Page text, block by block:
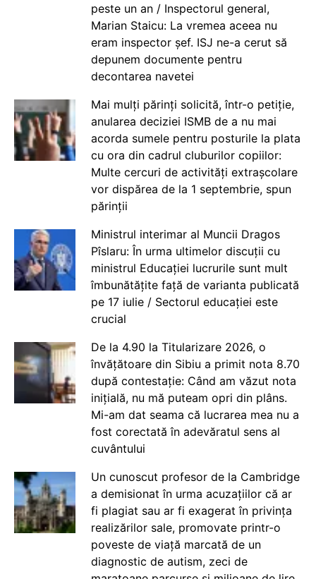
peste un an / Inspectorul general,
Marian Staicu: La vremea aceea nu
eram inspector șef. ISJ ne-a cerut să
depunem documente pentru
decontarea navetei
Mai mulți părinți solicită, într-o petiție,
anularea deciziei ISMB de a nu mai
acorda sumele pentru posturile la plata
cu ora din cadrul cluburilor copiilor:
Multe cercuri de activități extrașcolare
vor dispărea de la 1 septembrie, spun
părinții
Ministrul interimar al Muncii Dragos
Pîslaru: În urma ultimelor discuții cu
ministrul Educației lucrurile sunt mult
îmbunătățite față de varianta publicată
pe 17 iulie / Sectorul educației este
crucial
De la 4.90 la Titularizare 2026, o
învățătoare din Sibiu a primit nota 8.70
după contestație: Când am văzut nota
inițială, nu mă puteam opri din plâns.
Mi-am dat seama că lucrarea mea nu a
fost corectată în adevăratul sens al
cuvântului
Un cunoscut profesor de la Cambridge
a demisionat în urma acuzațiilor că ar
fi plagiat sau ar fi exagerat în privința
realizărilor sale, promovate printr-o
poveste de viață marcată de un
diagnostic de autism, zeci de